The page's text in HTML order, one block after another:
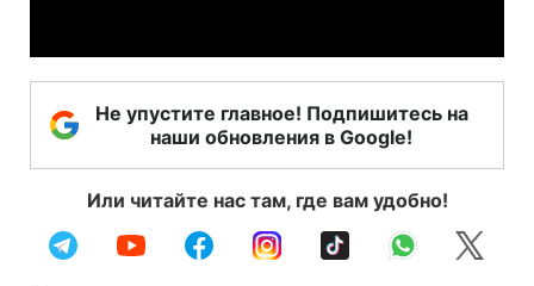
Не упустите главное! Подпишитесь на
наши обновления в Google!
Или читайте нас там, где вам удобно!